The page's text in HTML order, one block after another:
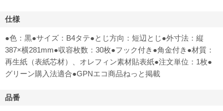
仕様
●色：黒●サイズ：B4タテ●とじ方向：短辺とじ●外寸法：縦
387×横281mm●収容枚数：30枚●フック付き●角金付き●材質：
再生紙（表紙芯材）、オレフィン素材貼表紙●注文単位：1枚●
グリーン購入法適合●GPNエコ商品ねっと掲載
品番